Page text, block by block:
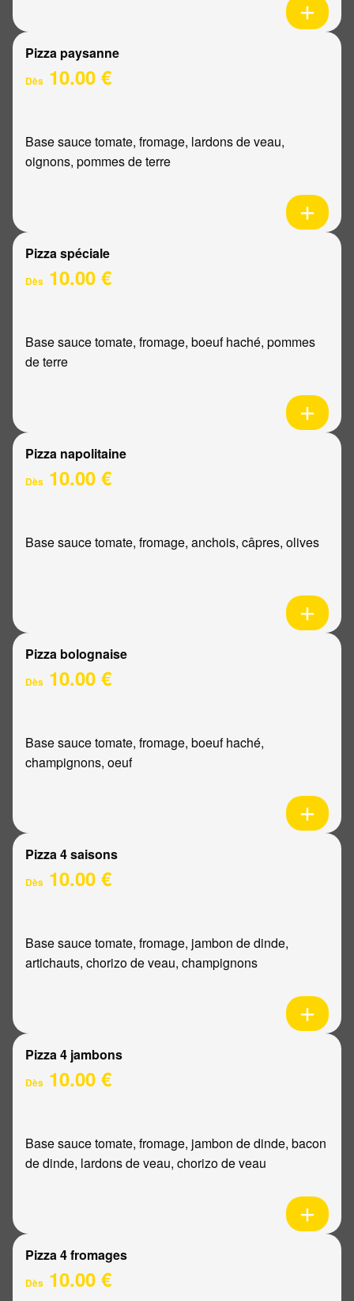
Pizza paysanne
Dès 10.00 €
Base sauce tomate, fromage, lardons de veau,
oignons, pommes de terre
Pizza spéciale
Dès 10.00 €
Base sauce tomate, fromage, boeuf haché, pommes
de terre
Pizza napolitaine
Dès 10.00 €
Base sauce tomate, fromage, anchois, câpres, olives
Pizza bolognaise
Dès 10.00 €
Base sauce tomate, fromage, boeuf haché,
champignons, oeuf
Pizza 4 saisons
Dès 10.00 €
Base sauce tomate, fromage, jambon de dinde,
artichauts, chorizo de veau, champignons
Pizza 4 jambons
Dès 10.00 €
Base sauce tomate, fromage, jambon de dinde, bacon
de dinde, lardons de veau, chorizo de veau
Pizza 4 fromages
Dès 10.00 €